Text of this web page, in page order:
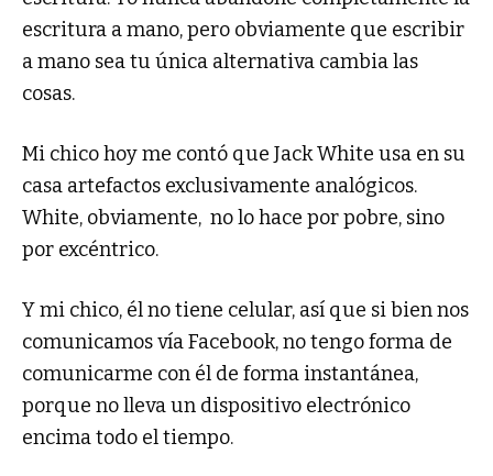
escritura a mano, pero obviamente que escribir
a mano sea tu única alternativa cambia las
cosas.
Mi chico hoy me contó que Jack White usa en su
casa artefactos exclusivamente analógicos.
White, obviamente, no lo hace por pobre, sino
por excéntrico.
Y mi chico, él no tiene celular, así que si bien nos
comunicamos vía Facebook, no tengo forma de
comunicarme con él de forma instantánea,
porque no lleva un dispositivo electrónico
encima todo el tiempo.